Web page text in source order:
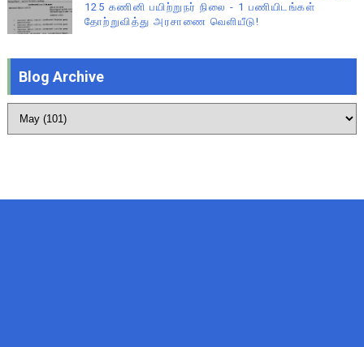
125 கணினி பயிற்றுநர் நிலை - 1 பணியிடங்கள்
தோற்றுவித்து அரசாணை வெளியீடு!
Blog Archive